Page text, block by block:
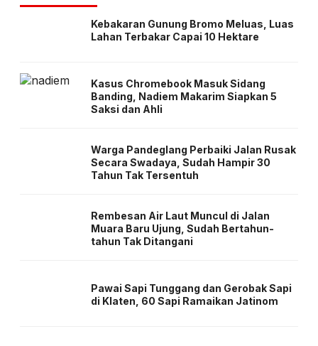
Kebakaran Gunung Bromo Meluas, Luas
Lahan Terbakar Capai 10 Hektare
Kasus Chromebook Masuk Sidang
Banding, Nadiem Makarim Siapkan 5
Saksi dan Ahli
Warga Pandeglang Perbaiki Jalan Rusak
Secara Swadaya, Sudah Hampir 30
Tahun Tak Tersentuh
Rembesan Air Laut Muncul di Jalan
Muara Baru Ujung, Sudah Bertahun-
tahun Tak Ditangani
Pawai Sapi Tunggang dan Gerobak Sapi
di Klaten, 60 Sapi Ramaikan Jatinom